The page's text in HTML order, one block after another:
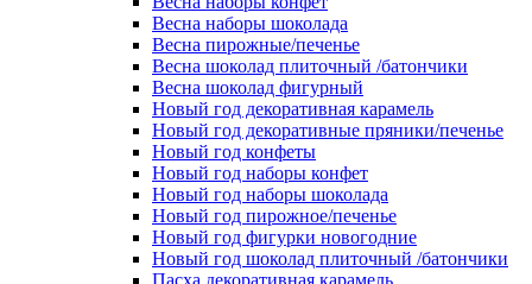
Весна наборы шоколада
Весна пирожные/печенье
Весна шоколад плиточный /батончики
Весна шоколад фигурный
Новый год декоративная карамель
Новый год декоративные пряники/печенье
Новый год конфеты
Новый год наборы конфет
Новый год наборы шоколада
Новый год пирожное/печенье
Новый год фигурки новогодние
Новый год шоколад плиточный /батончики
Пасха декоративная карамель